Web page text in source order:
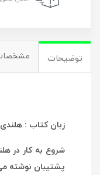
توضیحات
زبان کتاب :
شروع به کار در
پشتیبان نوشته